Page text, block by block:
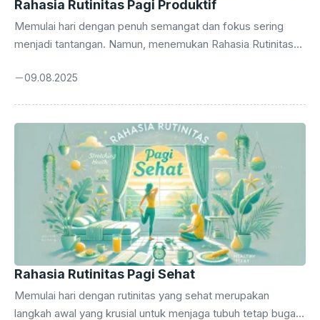
Rahasia Rutinitas Pagi Produktif
Memulai hari dengan penuh semangat dan fokus sering
menjadi tantangan. Namun, menemukan Rahasia Rutinitas
lebih positif dan efektif. Banyak orang sukses di dunia
Dengan menjalankan rutinitas pagi yang terstruktur dan
bermanfaat, seseorang dapat meningkatkan energi, fokus,
dan produktivitas sepanjang hari. Penting untuk memahami
bahwa tidak semua orang memiliki rutinitas pagi yang sama.
Namun, inti dari Rahasia Rutinitas Pagi ...
09.08.2025
Rahasia Rutinitas Pagi Sehat
Memulai hari dengan rutinitas yang sehat merupakan
langkah awal yang krusial untuk menjaga tubuh tetap bugar